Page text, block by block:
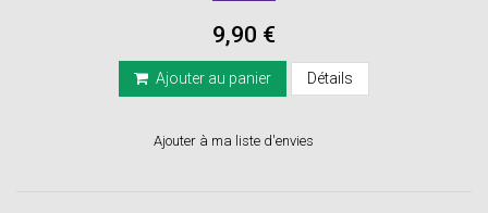
9,90 €
Ajouter au panier Détails
Ajouter à ma liste d'envies